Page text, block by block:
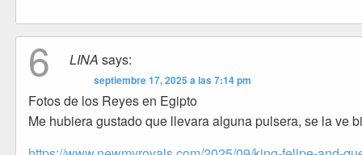
6 LINA says:
septiembre 17, 2025 a las 7:14 pm
Fotos de los Reyes en Egipto
Me hubiera gustado que llevara alguna pulsera, se la ve